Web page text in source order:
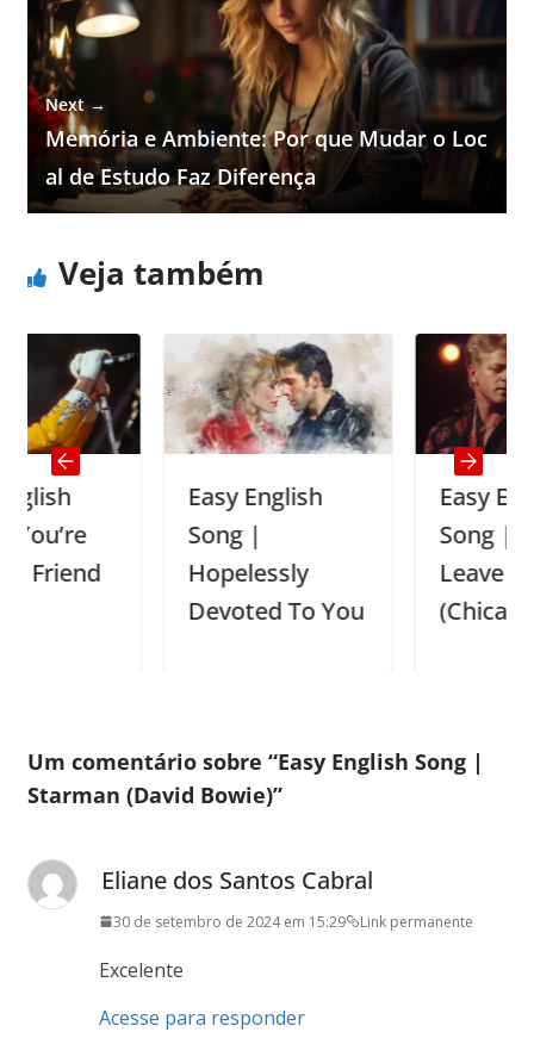
Next →
Memória e Ambiente: Por que Mudar o Loc
al de Estudo Faz Diferença
Veja também
Easy English
Song |
Hopelessly
Devoted To You
Easy Englisg
Song | If You
Leave Me Now
(Chicago)
Um comentário sobre “Easy English Song |
Starman (David Bowie)”
Eliane dos Santos Cabral
30 de setembro de 2024 em 15:29 Link permanente
Excelente
Acesse para responder